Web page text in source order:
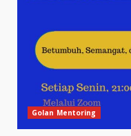
Golan Mentoring